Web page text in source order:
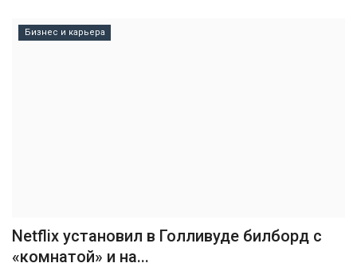
Бизнес и карьера
Netflix установил в Голливуде билборд с
«комнатой» и на...